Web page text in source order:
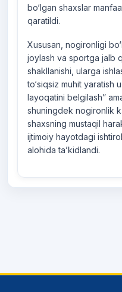
bo‘lgan shaxslar
qaratildi.
Xususan, nogironligi
joylash va sportga jalb
shakllanishi, ularga
to‘siqsiz muhit yaratish
layoqatini belgilash”
shuningdek nogironlik
shaxsning mustaqil
ijtimoiy hayotdagi
alohida ta’kidlandi.